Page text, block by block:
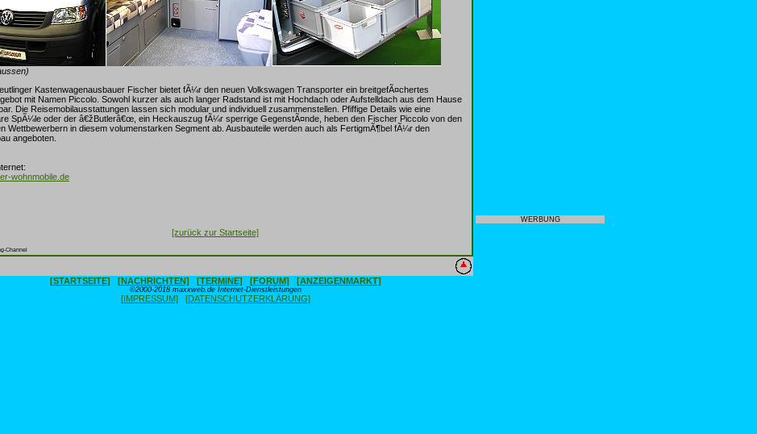
Kastenwagenausbauer Fischer bietet fÃ¼r den neuen Volkswagen Transporter ein breitgefÃ¤chertes
mit Namen Piccolo. Sowohl kurzer als auch langer Radstand ist mit Hochdach oder Aufstelldach aus dem Hause
Die Reisemobilausstattungen lassen sich modular und individuell zusammenstellen. Pfiffige Details wie eine
SpÃ¼le oder der â€žButlerâ€œ, ein Heckauszug fÃ¼r sperrige GegenstÃ¤nde, heben den Fischer Piccolo von den
Wettbewerbern in diesem volumenstarken Segment ab. Ausbauteile werden auch als FertigmÃ¶bel fÃ¼r den
angeboten.
wohnmobile.de
[zurück zur Startseite]
Channel
[STARTSEITE] [NACHRICHTEN] [TERMINE] [FORUM] [ANZEIGENMARKT]
©2000-2018 maxxweb.de Internet-Dienstleistungen
[IMPRESSUM] [DATENSCHUTZERKLÄRUNG]
WERBUNG